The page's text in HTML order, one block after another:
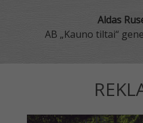
Aldas
AB „Kauno tiltai“